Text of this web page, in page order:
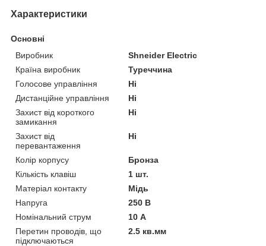
Характеристики
Основні
Виробник
Shneider Electric
Країна виробник
Туреччина
Голосове управління
Ні
Дистанційне управління
Ні
Захист від короткого
замикання
Ні
Захист від
перевантаження
Ні
Колір корпусу
Бронза
Кількість клавіш
1 шт.
Матеріал контакту
Мідь
Напруга
250 В
Номінальний струм
10 А
Перетин проводів, що
підключаються
2.5 кв.мм